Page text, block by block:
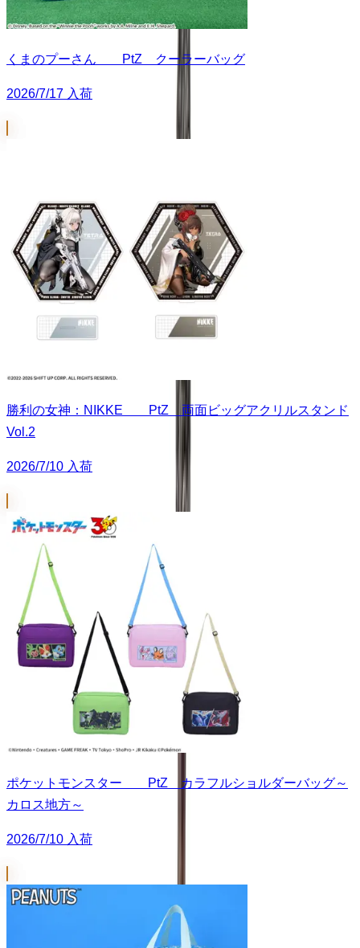
くまのプーさん PtZ クーラーバッグ
2026/7/17 入荷
勝利の女神：NIKKE PtZ 両面ビッグアクリルスタンド
Vol.2
2026/7/10 入荷
ポケットモンスター PtZ カラフルショルダーバッグ～
カロス地方～
2026/7/10 入荷